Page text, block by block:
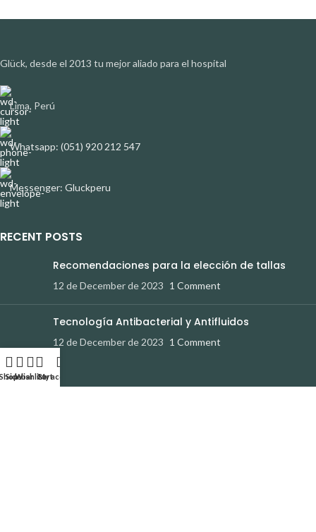
Glück, desde el 2013 tu mejor aliado para el hospital
Lima, Perú
Whatsapp: (051) 920 212 547
Messenger: Gluckperu
RECENT POSTS
Recomendaciones para la elección de tallas
12 de December de 2023 1 Comment
Tecnología Antibacterial y Antifluidos
12 de December de 2023 1 Comment
AYUDA
Shop
Sidebar
WishlistCart
My account